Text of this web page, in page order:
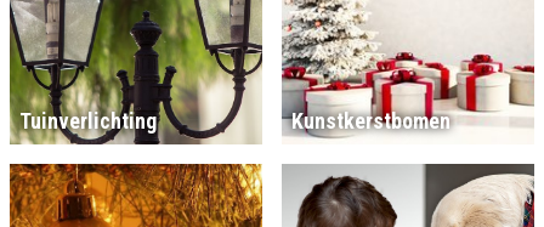
Tuinverlichting Kunstkerstbomen